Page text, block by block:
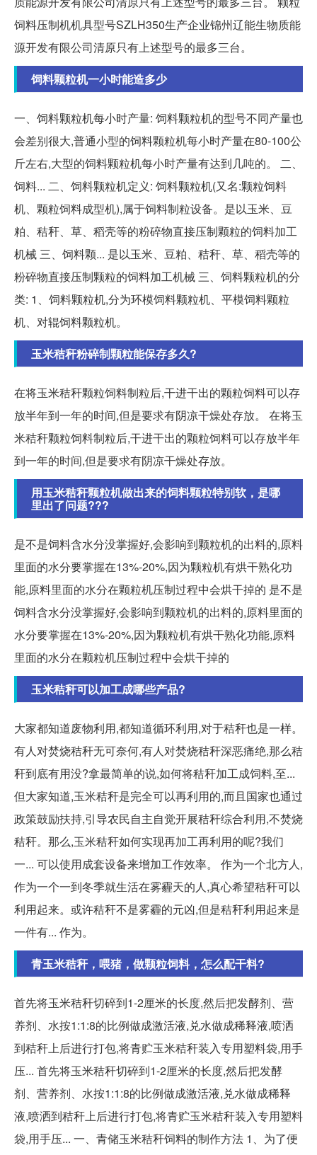
饲料压制机机具型号SZLH350生产企业锦州辽能生物质能
源开发有限公司清原只有上述型号的最多三台。
饲料颗粒机一小时能造多少
一、饲料颗粒机每小时产量: 饲料颗粒机的型号不同产量也
会差别很大,普通小型的饲料颗粒机每小时产量在80-100公
斤左右,大型的饲料颗粒机每小时产量有达到几吨的。 二、
饲料... 二、饲料颗粒机定义: 饲料颗粒机(又名:颗粒饲料
机、颗粒饲料成型机),属于饲料制粒设备。是以玉米、豆
粕、秸秆、草、稻壳等的粉碎物直接压制颗粒的饲料加工
机械 三、饲料颗... 是以玉米、豆粕、秸秆、草、稻壳等的
粉碎物直接压制颗粒的饲料加工机械 三、饲料颗粒机的分
类: 1、饲料颗粒机,分为环模饲料颗粒机、平模饲料颗粒
机、对辊饲料颗粒机。
玉米秸秆粉碎制颗粒能保存多久?
在将玉米秸秆颗粒饲料制粒后,干进干出的颗粒饲料可以存
放半年到一年的时间,但是要求有阴凉干燥处存放。 在将玉
米秸秆颗粒饲料制粒后,干进干出的颗粒饲料可以存放半年
到一年的时间,但是要求有阴凉干燥处存放。
用玉米秸秆颗粒机做出来的饲料颗粒特别软，是哪
里出了问题???
是不是饲料含水分没掌握好,会影响到颗粒机的出料的,原料
里面的水分要掌握在13%-20%,因为颗粒机有烘干熟化功
能,原料里面的水分在颗粒机压制过程中会烘干掉的 是不是
饲料含水分没掌握好,会影响到颗粒机的出料的,原料里面的
水分要掌握在13%-20%,因为颗粒机有烘干熟化功能,原料
里面的水分在颗粒机压制过程中会烘干掉的
玉米秸秆可以加工成哪些产品?
大家都知道废物利用,都知道循环利用,对于秸秆也是一样。
有人对焚烧秸秆无可奈何,有人对焚烧秸秆深恶痛绝,那么秸
秆到底有用没?拿最简单的说,如何将秸秆加工成饲料,至...
但大家知道,玉米秸秆是完全可以再利用的,而且国家也通过
政策鼓励扶持,引导农民自主自觉开展秸秆综合利用,不焚烧
秸秆。那么,玉米秸秆如何实现再加工再利用的呢?我们
一... 可以使用成套设备来增加工作效率。 作为一个北方人,
作为一个一到冬季就生活在雾霾天的人,真心希望秸秆可以
利用起来。或许秸秆不是雾霾的元凶,但是秸秆利用起来是
一件有... 作为。
青玉米秸秆，喂猪，做颗粒饲料，怎么配干料?
首先将玉米秸秆切碎到1-2厘米的长度,然后把发酵剂、营
养剂、水按1:1:8的比例做成激活液,兑水做成稀释液,喷洒
到秸秆上后进行打包,将青贮玉米秸秆装入专用塑料袋,用手
压... 首先将玉米秸秆切碎到1-2厘米的长度,然后把发酵
剂、营养剂、水按1:1:8的比例做成激活液,兑水做成稀释
液,喷洒到秸秆上后进行打包,将青贮玉米秸秆装入专用塑料
袋,用手压... 一、青储玉米秸秆饲料的制作方法 1、为了便